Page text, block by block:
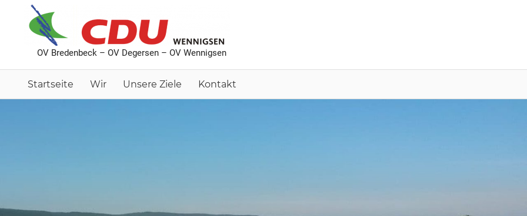
Bredenbeck
OV Bredenbeck – OV Degersen – OV Wennigsen
Startseite Wir Unsere Ziele Kontakt